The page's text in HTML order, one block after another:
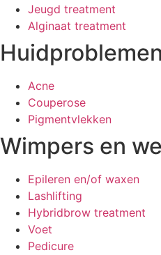
Jeugd treatment
Alginaat treatment
Huidproblemen
Acne
Couperose
Pigmentvlekken
Wimpers en
Epileren en/of waxen
Lashlifting
Hybridbrow treatment
Voet
Pedicure